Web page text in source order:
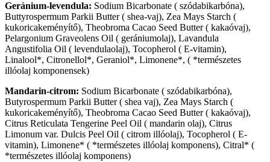
Geránium-levendula: Sodium Bicarbonate ( szódabikarbóna),
Buttyrospermum Parkii Butter( shea-vaj), Zea Mays Starch (
kukoricakeményítő), Theobroma Cacao Seed Butter( kakaóvaj),
Pelargonium Graveolens Oil ( gerániumolaj), Lavandula
Angustifolia Oil ( levendulaolaj), Tocopherol ( E-vitamin),
Linalool*, Citronellol*, Geraniol*, Limonene*, ( *természetes
illóolaj komponensek)
Mandarin-citrom: Sodium Bicarbonate ( szódabikarbóna),
Butyrospermum Parkii Butter( shea vaj), Zea Mays Starch (
kukoricakeményítő), Theobroma Cacao Seed Butter( kakaóvaj),
Citrus Reticulata Tengerine Peel Oil ( mandarin olaj), Citrus
Limonum var. Dulcis Peel Oil ( citrom illóolaj), Tocopherol ( E-
vitamin), Limonene* ( *természetes illóolaj komponens), Citral* (
*természetes illóolaj komponens)